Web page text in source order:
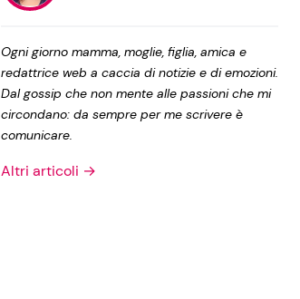
Privacy Policy
Ogni giorno mamma, moglie, figlia, amica e
redattrice web a caccia di notizie e di emozioni.
Dal gossip che non mente alle passioni che mi
circondano: da sempre per me scrivere è
comunicare.
Altri articoli →